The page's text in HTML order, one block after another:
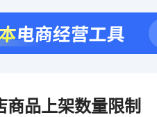
品上架数量限制